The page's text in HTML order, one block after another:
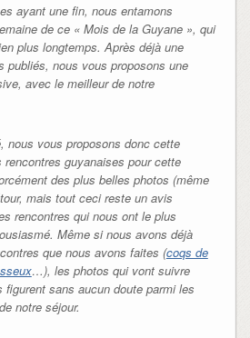
ayant une fin, nous entamons
de ce « Mois de la Guyane », qui
plus longtemps. Après déjà une
publiés, nous vous proposons une
avec le meilleur de notre
nous vous proposons donc cette
guyanaises pour cette
des plus belles photos (même
mais tout ceci reste un avis
rencontres qui nous ont le plus
Même si nous avons déjà
que nous avons faites (coqs de
…), les photos qui vont suivre
sans aucun doute parmi les
notre séjour.